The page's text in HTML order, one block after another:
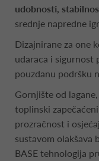
udobnosti,
srednje napredne
Dizajnirane za one
udaraca i sigurnost
pouzdanu podršku
Gornjište od
toplinski
prozračnost i
sustavom olakšava
BASE tehnologija